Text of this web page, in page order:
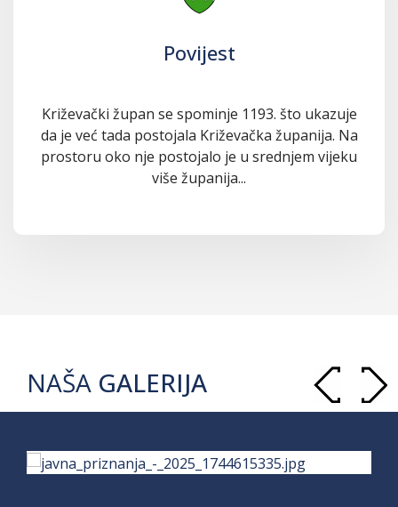
Povijest
Križevački župan se spominje 1193. što ukazuje
da je već tada postojala Križevačka županija. Na
prostoru oko nje postojalo je u srednjem vijeku
više županija...
NAŠA GALERIJA